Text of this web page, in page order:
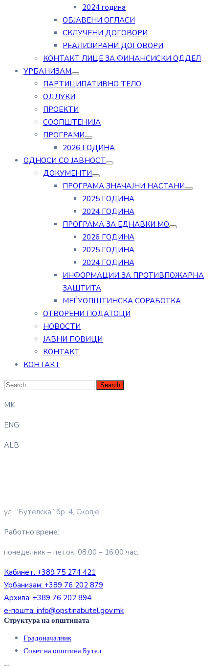
2024 година
ОБЈАВЕНИ ОГЛАСИ
СКЛУЧЕНИ ДОГОВОРИ
РЕАЛИЗИРАНИ ДОГОВОРИ
КОНТАКТ ЛИЦЕ ЗА ФИНАНСИСКИ ОДДЕЛ
УРБАНИЗАМ
ПАРТИЦИПАТИВНО ТЕЛО
ОДЛУКИ
ПРОЕКТИ
СООПШТЕНИЈА
ПРОГРАМИ
2026 ГОДИНА
ОДНОСИ СО ЈАВНОСТ
ДОКУМЕНТИ
ПРОГРАМА ЗНАЧАЈНИ НАСТАНИ
2025 ГОДИНА
2024 ГОДИНА
ПРОГРАМА ЗА ЕДНАВКИ МО
2026 ГОДИНА
2025 ГОДИНА
2024 ГОДИНА
ИНФОРМАЦИИ ЗА ПРОТИВПОЖАРНА
ЗАШТИТА
МЕЃУОПШТИНСКА СОРАБОТКА
ОТВОРЕНИ ПОДАТОЦИ
НОВОСТИ
ЈАВНИ ПОВИЦИ
КОНТАКТ
КОНТАКТ
MK
ENG
ALB
ул. “Бутелска” бр. 4, Скопје
Работно време:
понеделник – петок: 08:00 – 16:00 час.
Кабинет: +389 75 274 421
Урбанизам: +389 76 202 879
Архива: +389 76 202 894
е-пошта: info@opstinabutel.gov.mk
Структура на општината
Градоначалник
Совет на општина Бутел